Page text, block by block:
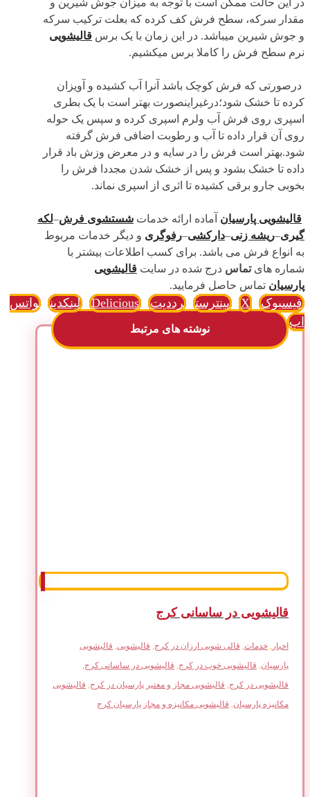
در این حالت ممکن است با توجه به میزان جوش شیرین و
مقدار سرکه، سطح فرش کف کرده که بعلت ترکیب سرکه
و جوش شیرین میباشد. در این زمان با یک برس قالیشویی
نرم سطح فرش را کاملا برس میکشیم.
درصورتی که فرش کوچک باشد آنرا آب کشیده و آویزان
کرده تا خشک شود؛درغیراینصورت بهتر است با یک بطری
اسپری روی فرش آب ولرم اسپری کرده و سپس یک حوله
روی آن قرار داده تا آب و رطوبت اضافی فرش گرفته
شود.بهتر است فرش را در سایه و در معرض وزش باد قرار
داده تا خشک بشود و پس از خشک شدن مجددا فرش را
بخوبی جارو برقی کشیده تا اثری از اسپری نماند.
قالیشویی پارسیان آماده ارائه خدمات شستشوی فرش–لکه
گیری–ریشه زنی–دارکشی–رفوگری و دیگر خدمات مربوط
به انواع فرش می باشد. برای کسب اطلاعات بیشتر با
شماره هایتماس درج شده در سایت قالیشویی
پارسیان تماس حاصل فرمایید.
فیسبوک X پینترست رددیت Delicious لینکدین
واتس
اپ
نوشته های مرتبط
قالیشویی در ساسانی کرج
اخبار , خدمات, قالی شویی ارزان در کرج, قالیشویی, قالیشویی
پارسیان, قالیشویی خوب در کرج, قالیشویی در ساسانی کرج,
قالیشویی در کرج, قالیشویی مجاز و معتبر پارسیان در کرج, قالیشویی
مکانیزه پارسیان, قالیشویی مکانیزه و مجاز پارسیان کرج